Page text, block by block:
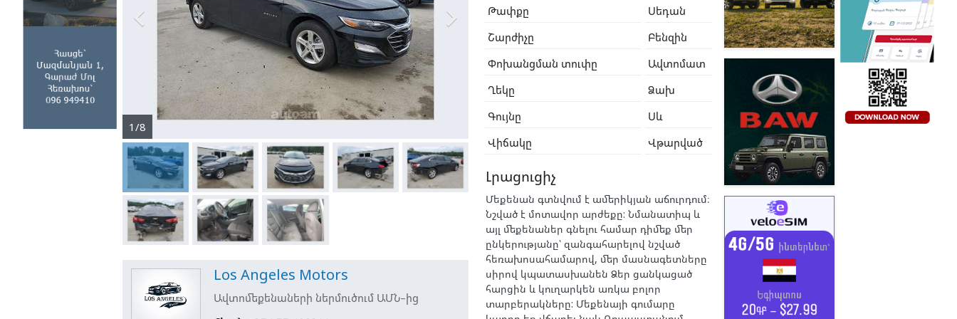
1/8
 
Los Angeles Motors
Ավտոմեքենաների ներմուծում ԱՄՆ–ից
Թափքը
Սեդան
Շարժիչը
Բենզին
Փոխանցման տուփը
Ավտոմատ
Ղեկը
Ձախ
Գույնը
Սև
Վիճակը
Վթարված
Լրացուցիչ
Մեքենան գտնվում է ամերիկյան աճուրդում։
Նշված է մոտավոր արժեքը: Նմանատիպ և
այլ մեքենաներ գնելու համար դիմեք մեր
ընկերությանը՝ զանգահարելով նշված
հեռախոսահամարով, մեր մասնագետները
սիրով կպատասխանեն Ձեր ցանկացած
հարցին և կուղարկեն առկա բոլոր
տարբերակները: Մեքենայի գումարը